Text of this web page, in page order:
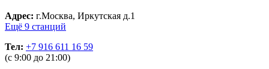
Адрес: г.Москва, Иркутская д.1
Ещё 9 станций
Тел: +7 916 611 16 59
(с 9:00 до 21:00)